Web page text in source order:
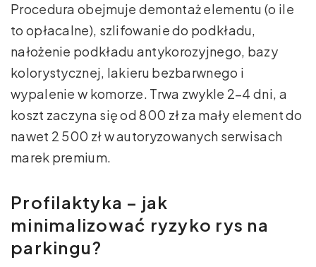
Procedura obejmuje demontaż elementu (o ile
to opłacalne), szlifowanie do podkładu,
nałożenie podkładu antykorozyjnego, bazy
kolorystycznej, lakieru bezbarwnego i
wypalenie w komorze. Trwa zwykle 2–4 dni, a
koszt zaczyna się od 800 zł za mały element do
nawet 2 500 zł w autoryzowanych serwisach
marek premium.
Profilaktyka – jak
minimalizować ryzyko rys na
parkingu?